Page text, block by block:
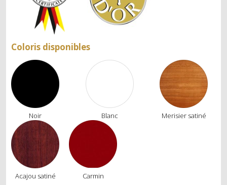
LOCATION
LOCATION AVEC OPTION D’ACHAT
ÉVÉNEMENT
Coloris disponibles
Noir Blanc Merisier satiné
Acajou satiné Carmin